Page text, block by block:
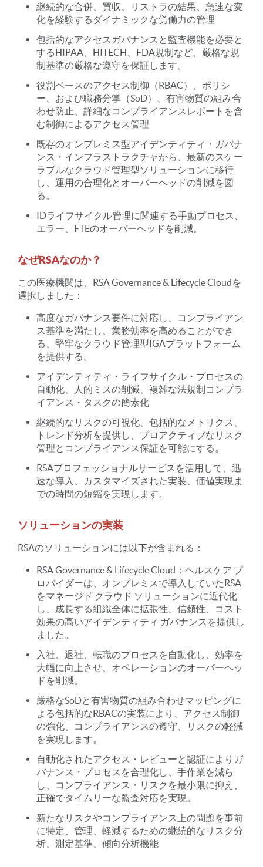
継続的な合併、買収、リストラの結果、急速な変
化を経験するダイナミックな労働力の管理
包括的なアクセスガバナンスと監査機能を必要と
するHIPAA、HITECH、FDA規制など、厳格な規
制基準の厳格な遵守を保証します。
役割ベースのアクセス制御（RBAC）、ポリシ
ー、および職務分掌（SoD）、有害物質の組み合
わせ防止、詳細なコンプライアンスレポートを含
む制御によるアクセス管理
既存のオンプレミス型アイデンティティ・ガバナ
ンス・インフラストラクチャから、最新のスケー
ラブルなクラウド管理型ソリューションに移行
し、運用の合理化とオーバーヘッドの削減を図
る。
IDライフサイクル管理に関連する手動プロセス、
エラー、FTEのオーバーヘッドを削減。
なぜRSAなのか？
この医療機関は、RSA Governance & Lifecycle Cloudを
選択しました：
高度なガバナンス要件に対応し、コンプライアン
ス基準を満たし、業務効率を高めることができ
る、堅牢なクラウド管理型IGAプラットフォーム
を提供する。
アイデンティティ・ライフサイクル・プロセスの
自動化、人的ミスの削減、複雑な法規制コンプラ
イアンス・タスクの簡素化
継続的なリスクの可視化、包括的なメトリクス、
トレンド分析を提供し、プロアクティブなリスク
管理とコンプライアンス保証を可能にする。
RSAプロフェッショナルサービスを活用して、迅
速な導入、カスタマイズされた実装、価値実現ま
での時間の短縮を実現します。
ソリューションの実装
RSAのソリューションには以下が含まれる：
RSA Governance & Lifecycle Cloud：ヘルスケア プ
ロバイダーは、オンプレミスで導入していたRSA
をマネージド クラウド ソリューションに近代化
し、成長する組織全体に拡張性、信頼性、コスト
効果の高いアイデンティティ ガバナンスを提供し
ました。
入社、退社、転職のプロセスを自動化し、効率を
大幅に向上させ、オペレーションのオーバーヘッ
ドを削減。
厳格なSoDと有害物質の組み合わせマッピングに
よる包括的なRBACの実装により、アクセス制御
の強化、コンプライアンスの遵守、リスクの軽減
を実現します。
自動化されたアクセス・レビューと認証によりガ
バナンス・プロセスを合理化し、手作業を減ら
し、コンプライアンス・リスクを最小限に抑え、
正確でタイムリーな監査対応を実現。
新たなリスクやコンプライアンス上の問題を事前
に特定、管理、軽減するための継続的なリスク分
析、測定基準、傾向分析機能